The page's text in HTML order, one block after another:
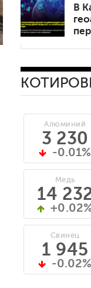
В
Алюминий
3 230
-0.01%
Медь
14
Свинец
1 945
-0.02%